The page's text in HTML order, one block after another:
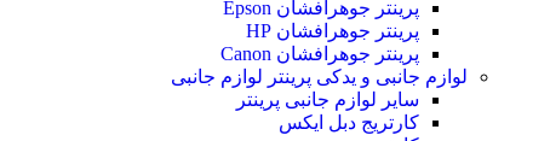
پرینتر جوهرافشان Epson
پرینتر جوهرافشان HP
پرینتر جوهرافشان Canon
لوازم جانبی و یدکی پرینتر لوازم جانبی
سایر لوازم جانبی پرینتر
کارتریج دبل ایکس